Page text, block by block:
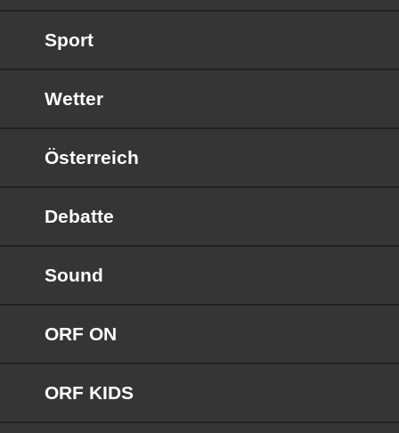
Sport
Wetter
Österreich
Debatte
Sound
ORF ON
ORF KIDS